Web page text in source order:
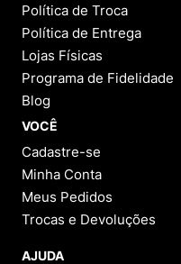
Política de Troca
Política de Entrega
Lojas Físicas
Programa de Fidelidade
Blog
VOCÊ
Cadastre-se
Minha Conta
Meus Pedidos
Trocas e Devoluções
AJUDA